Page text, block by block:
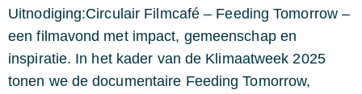
Uitnodiging:Circulair Filmcafé – Feeding Tomorrow –
een filmavond met impact, gemeenschap en
inspiratie. In het kader van de Klimaatweek 2025
tonen we de documentaire Feeding Tomorrow,